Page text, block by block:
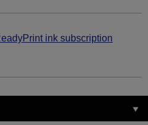
ink subscription